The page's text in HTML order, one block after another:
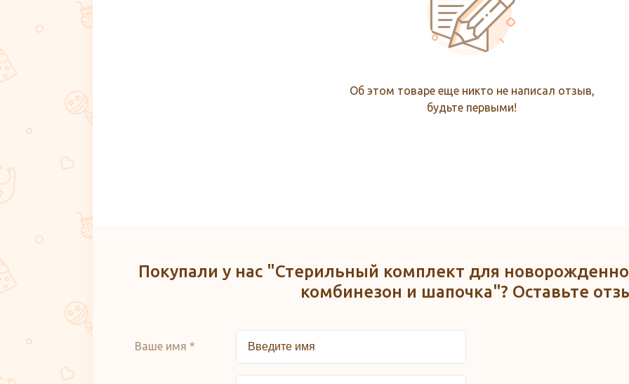
Об этом товаре еще никто не написал отзыв,
будьте первыми!
Покупали у нас "Стерильный комплект для
комбинезон и шапочка"? Оставьте
Ваше имя *